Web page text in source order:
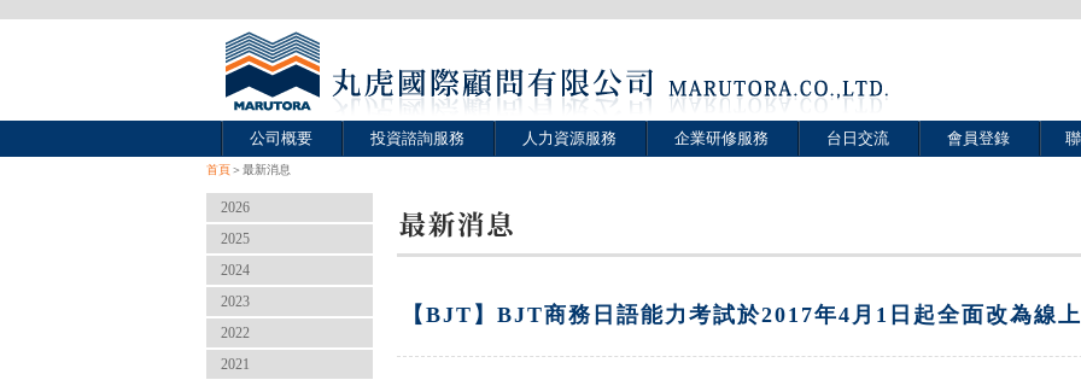
公司概要 投資諮詢服務 人力資源服務 企業研修服務 台日交流 會員登錄
首頁＞最新消息
2026
2025
2024
2023
2022
2021
【BJT】BJT商務日語能力考試於2017年4月1日起全面改為線